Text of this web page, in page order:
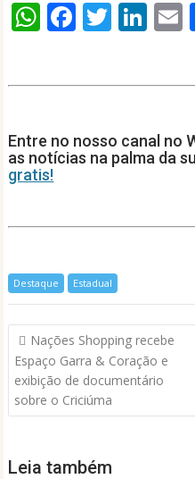
W
A
p
p
F
o
o
T Li
dI
n
Entre no nosso canal no
as notícias na palma da
gratis!
Destaque Estadual
Navegação
de
Post
Nações Shopping recebe
Espaço Garra & Coração e
exibição de documentário
sobre o Criciúma
Leia também